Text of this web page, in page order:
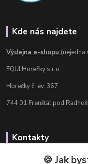
Kde nás najdete
Výdejna e-shopu (nejedná
EQUI Horečky s.r.o.
Horečky č. ev. 367
744 01 Frenštát pod
Kontakty
Radka Chamrádová
🍪 Jak